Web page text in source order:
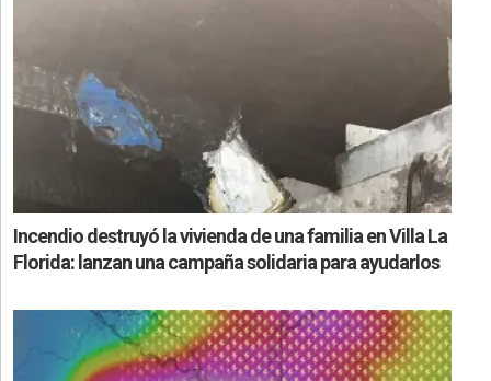
Incendio destruyó la vivienda de una familia en Villa La
Florida: lanzan una campaña solidaria para ayudarlos